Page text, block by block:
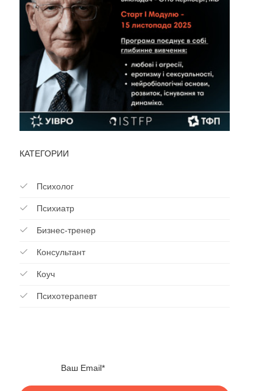
КАТЕГОРИИ
Психолог
Психиатр
Бизнес-тренер
Консультант
Коуч
Психотерапевт